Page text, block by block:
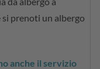
si prenoti un albergo
anche il servizio